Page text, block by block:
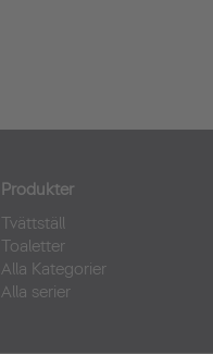
Produkter
Tvättställ
Toaletter
Alla Kategorier
Alla serier